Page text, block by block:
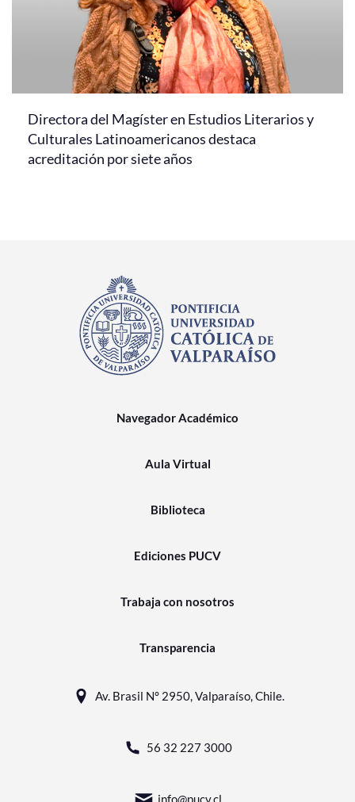
Directora del Magíster en Estudios Literarios y
Culturales Latinoamericanos destaca
acreditación por siete años
Navegador Académico
Aula Virtual
Biblioteca
Ediciones PUCV
Trabaja con nosotros
Transparencia
Av. Brasil N° 2950, Valparaíso, Chile.
56 32 227 3000